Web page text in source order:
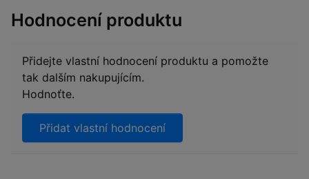
Hodnocení produktu
Přidejte vlastní hodnocení produktu a pomožte
tak dalším nakupujícím.
Hodnoťte.
Přidat vlastní hodnocení